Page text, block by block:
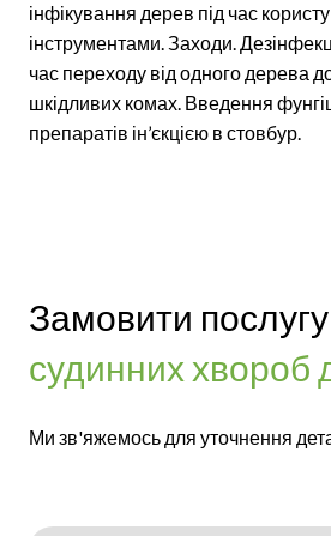
інфікування дерев під час
інструментами. Заходи.
час переходу від одного дерева
шкідливих комах. Введення
препаратів ін’єкцією в стовбур.
Замовити послугу
судинних хвороб
Ми зв'яжемось для уточнення